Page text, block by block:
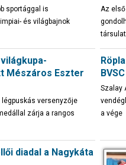
sportággal is
és világbajnok
Az
Mészáros Eszter
légpuskás versenyzője
zárja a rangos
Szalay
a vége
diadal a Nagykáta